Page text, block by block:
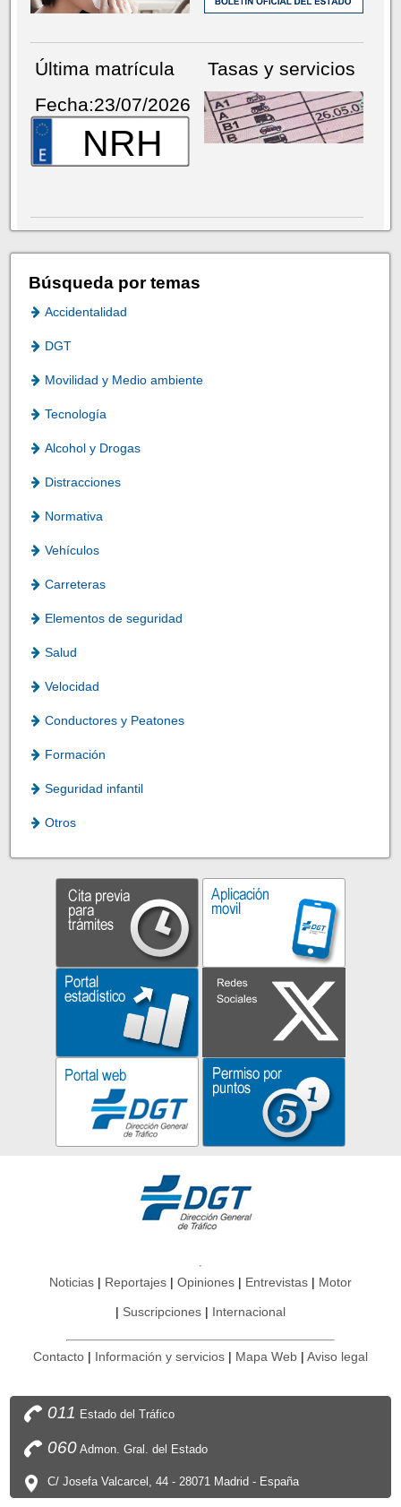
Última matrícula
Fecha:23/07/2026
NRH
Tasas y servicios
Búsqueda por temas
Accidentalidad
DGT
Movilidad y Medio ambiente
Tecnología
Alcohol y Drogas
Distracciones
Normativa
Vehículos
Carreteras
Elementos de seguridad
Salud
Velocidad
Conductores y Peatones
Formación
Seguridad infantil
Otros
Noticias Reportajes Opiniones Entrevistas Motor
Suscripciones Internacional
Contacto Información y servicios Mapa Web Aviso legal
011 Estado del Tráfico
060Admon. Gral. del Estado
C/ Josefa Valcarcel, 44 - 28071 Madrid - España